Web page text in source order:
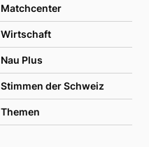
Matchcenter
Wirtschaft
Nau Plus
Stimmen der Schweiz
Themen